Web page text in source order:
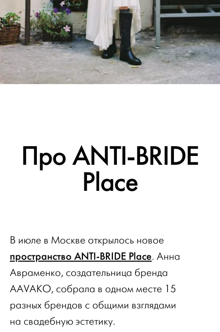
Про ANTI-BRIDE
Place
В июле в Москве открылось новое
пространство ANTI-BRIDE Place. Анна
Авраменко, создательница бренда
AAVAKO, собрала в одном месте 15
разных брендов с общими взглядами
на свадебную эстетику.